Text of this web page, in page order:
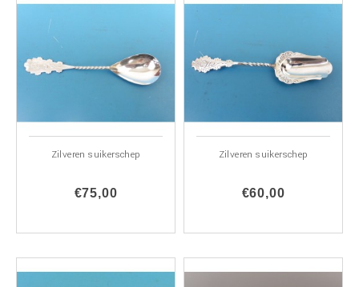
Zilveren suikerschep
€75,00
Zilveren suikerschep
€60,00